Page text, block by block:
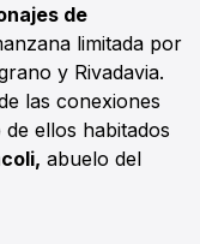
de
limitada por
y Rivadavia.
las conexiones
ellos habitados
abuelo del